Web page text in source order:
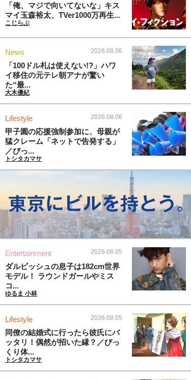
「俺、マジで向いてないな」キス
マイ玉森裕太、TVer1000万再生...
こじらぶ
News 2026.08.06
「100ドル札は使えない!?」ハワ
イ移住の元テレ朝アナが驚い
た“最...
大木優紀
Lifestyle 2026.08.06
甲子園の応援強制参加に、母親が
猛クレーム「ネットで告発する」
／びっ...
トシタカマサ
Entertainment 2026.08.05
ダルビッシュの息子は182cm世界
モデル！ ラウンドガールやミス
コ...
ゆるま 小林
Lifestyle 2026.08.05
同僚の結婚式に行ったら彼氏にバ
ッタリ！偶然が招いた縁？／びっ
くり体...
トシタカマサ